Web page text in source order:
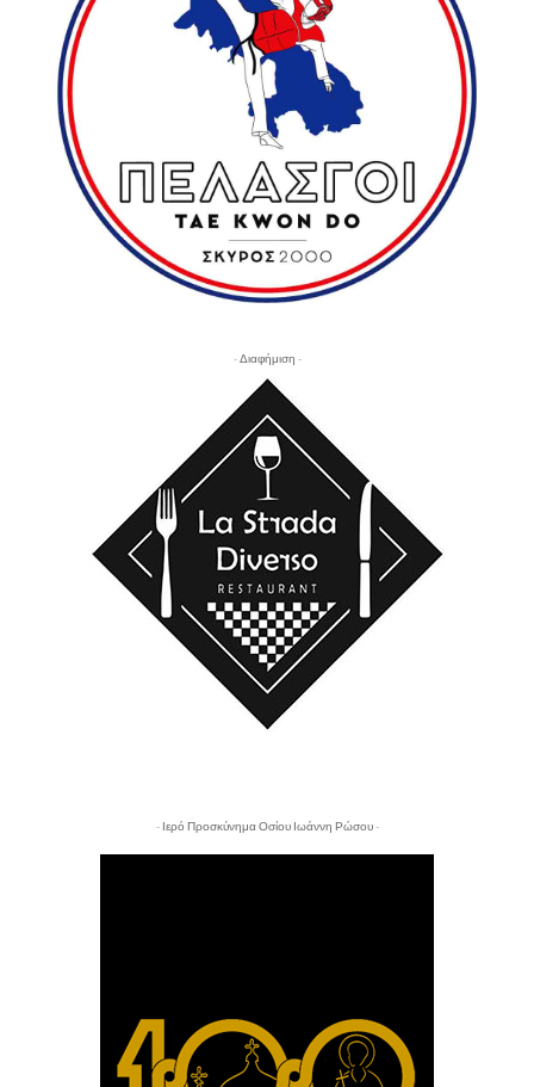
- Διαφήμιση -
- Ιερό Προσκύνημα Οσίου Ιωάννη Ρώσου -